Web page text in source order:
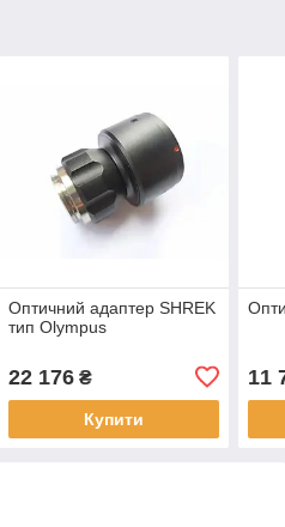
Оптичний адаптер SHREK
тип Olympus
22 176₴
Купити
11